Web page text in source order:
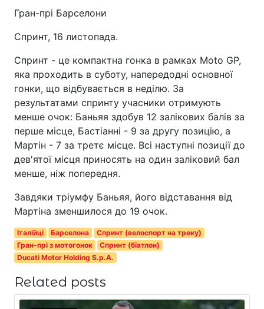
Гран-прі Барселони
Спринт, 16 листопада.
Спринт - це компактна гонка в рамках Moto GP,
яка проходить в суботу, напередодні основної
гонки, що відбувається в неділю. За
результатами спринту учасники отримують
менше очок: Баньяя здобув 12 залікових балів за
перше місце, Бастіанні - 9 за другу позицію, а
Мартін - 7 за третє місце. Всі наступні позиції до
дев'ятої місця приносять на один заліковий бал
менше, ніж попередня.
Завдяки тріумфу Баньяя, його відставання від
Мартіна зменшилося до 19 очок.
Італійці Барселона
Спринт (велоспорт на треку)
Гран-прі з мотогонок
Спринт (біатлон)
Ducati Motor Holding S.p.A.
Related posts